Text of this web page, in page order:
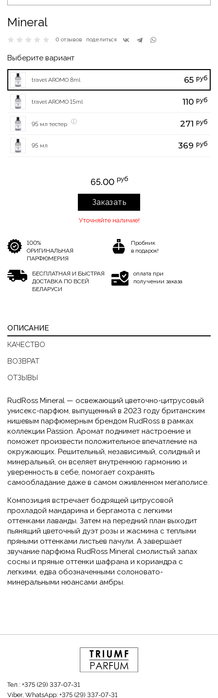
Mineral
0 отзывов поделиться
Выберите вариант
travel AROMO 8ml 65 руб
travel AROMO 15ml 110 руб
95 мл тестер 271 руб
95 мл 369 руб
65.00 руб
Заказать
Уточняйте наличие!
100%
ОРИГИНАЛЬНАЯ
ПАРФЮМЕРИЯ
Пробник
в подарок!
БЕСПЛАТНАЯ И БЫСТРАЯ
ДОСТАВКА ПО ВСЕЙ
БЕЛАРУСИ
оплата при
получении заказа
ОПИСАНИЕ
КАЧЕСТВО
ВОЗВРАТ
ОТЗЫВЫ
RudRoss Mineral — освежающий цветочно-цитрусовый
унисекс-парфюм, выпущенный в 2023 году британским
нишевым парфюмерным брендом RudRoss в рамках
коллекции Passion. Аромат поднимет настроение и
поможет произвести положительное впечатление на
окружающих. Решительный, независимый, солидный и
минеральный, он вселяет внутреннюю гармонию и
уверенность в себе, помогает сохранять
самообладание даже в самом оживленном мегаполисе.
Композиция встречает бодрящей цитрусовой
прохладой мандарина и бергамота с легкими
оттенками лаванды. Затем на передний план выходит
пьянящий цветочный дуэт розы и жасмина с теплыми
пряными оттенками листьев пачули. А завершает
звучание парфюма RudRoss Mineral смолистый запах
сосны и пряные оттенки шафрана и кориандра с
легкими, едва обозначенными солоновато-
минеральными нюансами амбры.
Тел.: +375 (29) 337-07-31
Viber, WhatsApp: +375 (29) 337-07-31